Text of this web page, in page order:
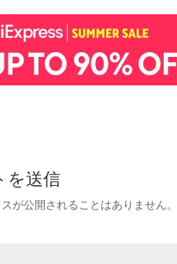
を送信
が公開されることはありません。